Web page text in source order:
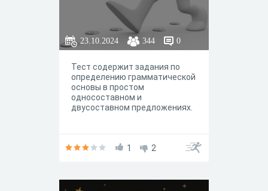
23.10.2024 344 0
Тест содержит задания по
определению грамматической
основы в простом
односоставном и
двусоставном предложениях.
1 2